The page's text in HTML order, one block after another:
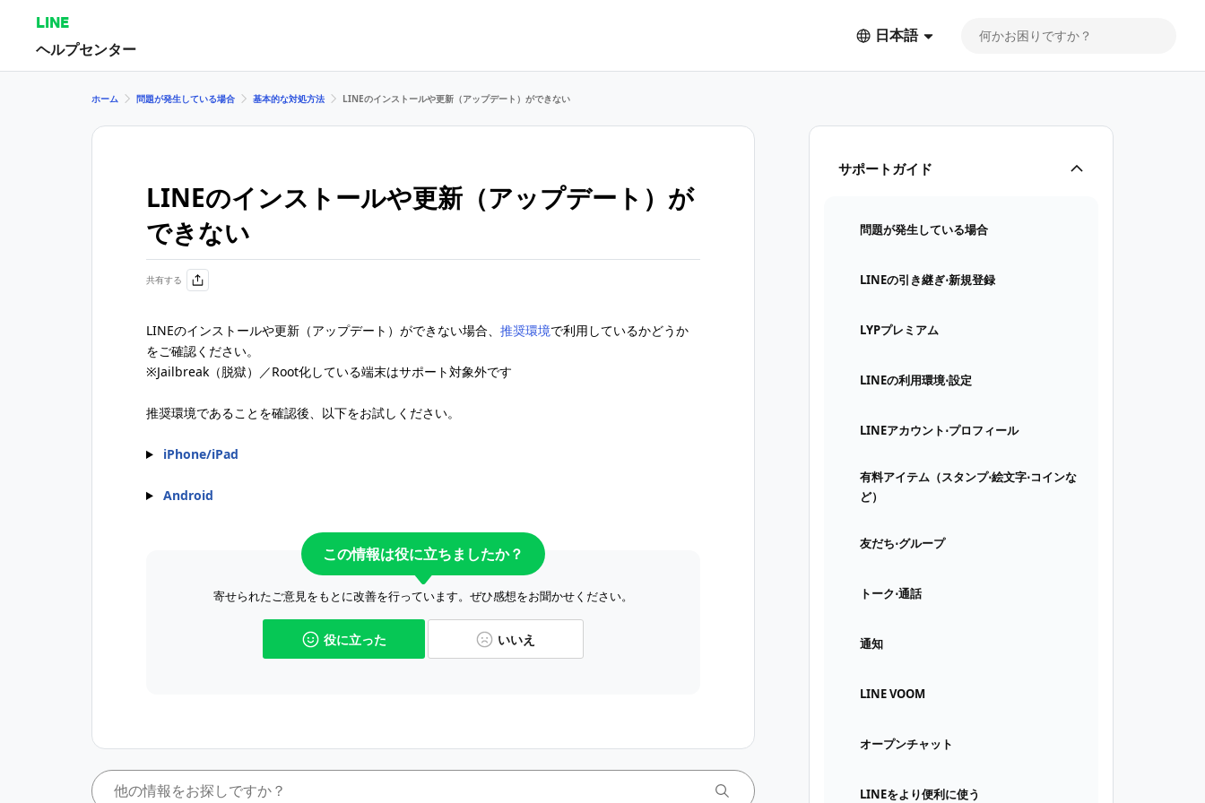
LINE
ヘルプセンター
日本語
サポートガイド
問題が発生している場合
LINEの引き継ぎ⋅新規登録
LYPプレミアム
LINEの利用環境⋅設定
LINEアカウント⋅プロフィール
有料アイテム（スタンプ⋅絵文字⋅コインな
ど）
友だち⋅グループ
トーク⋅通話
通知
LINE VOOM
オープンチャット
LINEをより便利に使う
ホーム 問題が発生している場合 基本的な対処方法 LINEのインストールや更新（アップデート）ができない
LINEのインストールや更新（アップデート）が
できない
共有する
LINEのインストールや更新（アップデート）ができない場合、 推奨環境で利用しているかどうか
をご確認ください。
※Jailbreak（脱獄）／Root化している端末はサポート対象外です
推奨環境であることを確認後、以下をお試しください。
iPhone/iPad
Android
この情報は役に立ちましたか？
寄せられたご意見をもとに改善を行っています。ぜひ感想をお聞かせください。
役に立った いいえ